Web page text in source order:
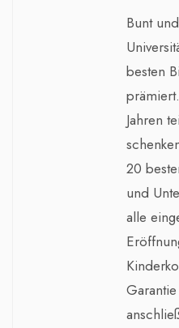
Bunt
besten
Jahren
20
und
alle